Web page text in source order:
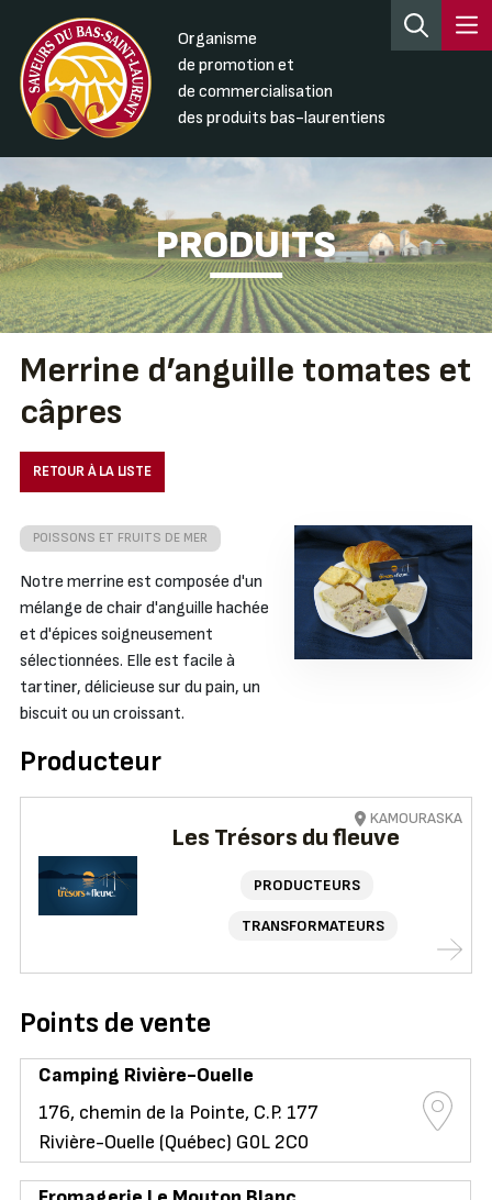
Organisme
de promotion et
de commercialisation
des produits bas-laurentiens
PRODUITS
Merrine d’anguille tomates et
câpres
RETOUR À LA LISTE
POISSONS ET FRUITS DE MER
Notre merrine est composée d'un
mélange de chair d'anguille hachée
et d'épices soigneusement
sélectionnées. Elle est facile à
tartiner, délicieuse sur du pain, un
biscuit ou un croissant.
Producteur
Les Trésors du fleuve
PRODUCTEURS
TRANSFORMATEURS
KAMOURASKA
Points de vente
Camping Rivière-Ouelle
176, chemin de la Pointe, C.P. 177
Rivière-Ouelle (Québec) G0L 2C0